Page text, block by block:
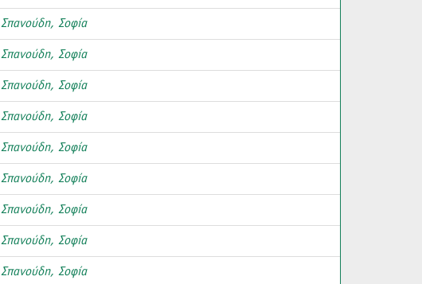
Σπανούδη, Σοφία
Σπανούδη, Σοφία
Σπανούδη, Σοφία
Σπανούδη, Σοφία
Σπανούδη, Σοφία
Σπανούδη, Σοφία
Σπανούδη, Σοφία
Σπανούδη, Σοφία
Σπανούδη, Σοφία